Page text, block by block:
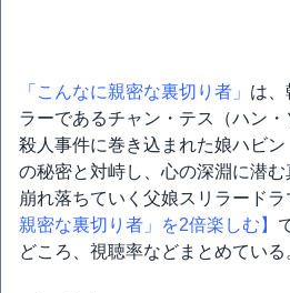
「こんなに親密な裏切り者」 は、
ラーであるチャン・テス（ハン
殺人事件に巻き込まれた娘ハビン
の秘密と対峙し、心の深淵に潜
崩れ落ちていく父娘スリラード
親密な裏切り者」を2倍楽しむ】
どころ、視聴率などまとめている